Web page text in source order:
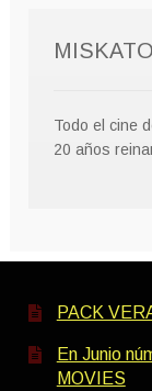
Todo el cine
20 años
PACK
En Junio
MOVIES